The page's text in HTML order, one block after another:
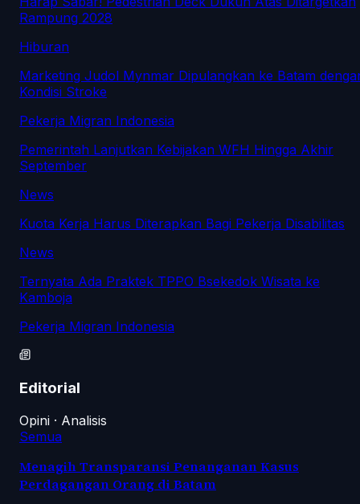
Rampung 2028
Hiburan
Marketing Judol Mynmar Dipulangkan ke Batam
Kondisi Stroke
Pekerja Migran Indonesia
Pemerintah Lanjutkan Kebijakan WFH Hingga Akhir
September
News
Kuota Kerja Harus Diterapkan Bagi Pekerja Disabilitas
News
Ternyata Ada Praktek TPPO Bsekedok Wisata ke
Kamboja
Pekerja Migran Indonesia
Editorial
Opini · Analisis
Semua
Menagih Transparansi Penanganan Kasus
Perdagangan Orang di Batam